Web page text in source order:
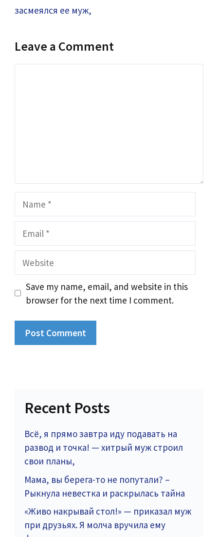
засмеялся ее муж,
Leave a Comment
Website
Save my name, email, and website in this
browser for the next time I comment.
Recent Posts
Всё, я прямо завтра иду подавать на
развод и точка! — хитрый муж строил
свои планы,
Мама, вы берега-то не попутали? –
Рыкнула невестка и раскрылась тайна
«Живо накрывай стол!» — приказал муж
при друзьях. Я молча вручила ему